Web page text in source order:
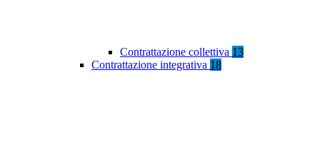
Contrattazione collettiva 13
Contrattazione integrativa 18